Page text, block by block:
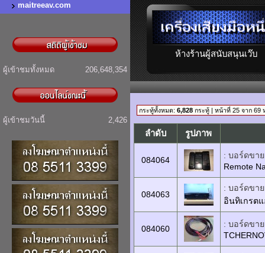
maitreeav.com
ผู้เข้าชมทั้งหมด 206,648,354
ผู้เข้าชมวันนี้ 2,426
ห้างร้านผู้สนับสนุนเว๊บ
กระทู้ทั้งหมด: 6,828 กระทู้ | หน้าที่ 25 จาก 69
ลำดับ รูปภาพ
084064
: บอร์ดขาย
Remote
084063
: บอร์ดขาย
อินทิเกรตแ
084060
: บอร์ดขาย